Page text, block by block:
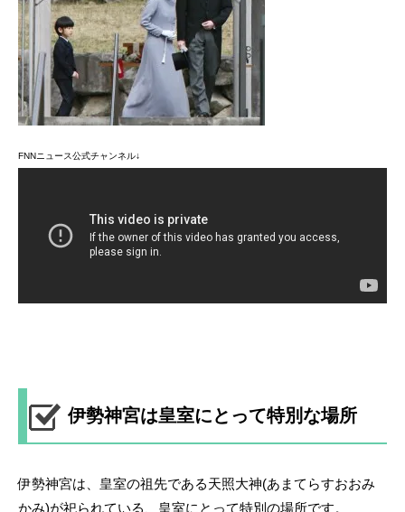
FNNニュース公式チャンネル↓
伊勢神宮は皇室にとって特別な場所
伊勢神宮は、皇室の祖先である天照大神(あまてらすおおみ
かみ)が祀られている、皇室にとって特別の場所です。